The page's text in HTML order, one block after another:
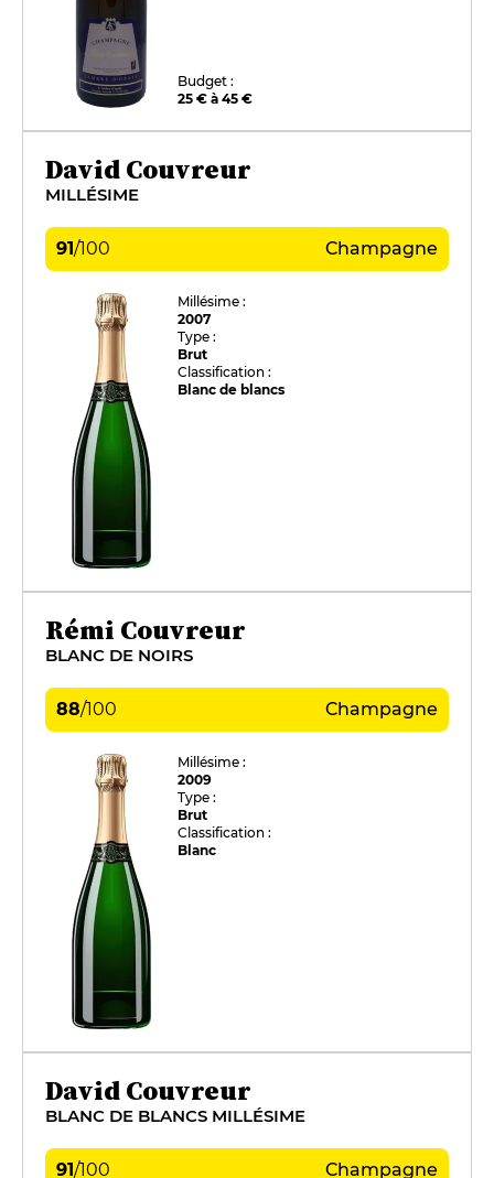
Budget :
25 € à 45 €
David Couvreur
MILLÉSIME
91/100 Champagne
Millésime :
2007
Type :
Brut
Classification :
Blanc de blancs
Rémi Couvreur
BLANC DE NOIRS
88/100 Champagne
Millésime :
2009
Type :
Brut
Classification :
Blanc
David Couvreur
BLANC DE BLANCS MILLÉSIME
91/100 Champagne